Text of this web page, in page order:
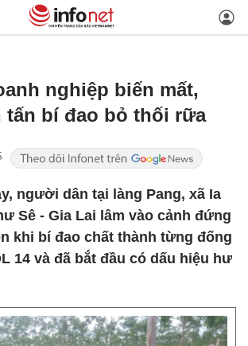
nghiệp biến mất,
tấn bí đao bỏ thối rữa
người dân tại làng Pang, xã Ia
Sê - Gia Lai lâm vào cảnh đứng
khi bí đao chất thành từng đống
14 và đã bắt đầu có dấu hiệu hư